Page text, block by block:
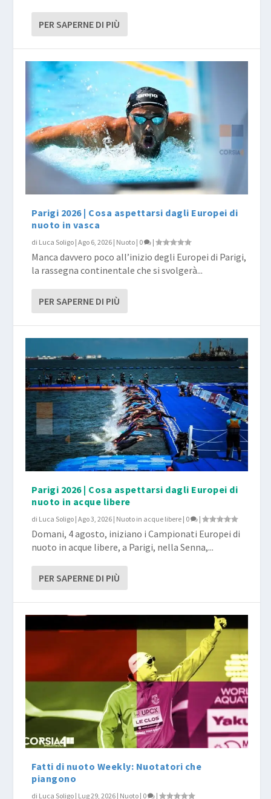
PER SAPERNE DI PIÙ
Parigi 2026 | Cosa aspettarsi dagli Europei di
nuoto in vasca
di Luca Soligo |Ago 6, 2026 | Nuoto | 0 |
Manca davvero poco all’inizio degli Europei di Parigi,
la rassegna continentale che si svolgerà...
PER SAPERNE DI PIÙ
Parigi 2026 | Cosa aspettarsi dagli Europei di
nuoto in acque libere
di Luca Soligo |Ago 3, 2026 | Nuoto in acque libere | 0 |
Domani, 4 agosto, iniziano i Campionati Europei di
nuoto in acque libere, a Parigi, nella Senna,...
PER SAPERNE DI PIÙ
Fatti di nuoto Weekly: Nuotatori che
piangono
di Luca Soligo | Lug 29, 2026 | Nuoto | 0 |